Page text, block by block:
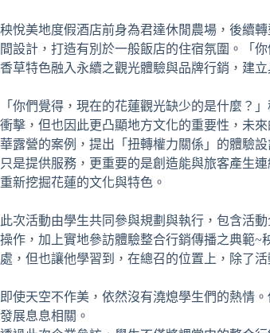
秧悅美地度假酒店前身為君達休閒農場，後續
間設計，打造有別於一般飯店的住宿氛圍。「
香草特色融入永續之觀光體驗與品牌行銷，建
「你們覺得，現在的花蓮觀光缺少的是什麼？
衝擊，但也因此更凸顯地方文化的重要性，未
華露營的案例，提出「扭轉權力關係」的體驗
只是提供服務，更重要的是創造能與旅客產生
重新挖掘花蓮的文化與特色。
此次活動由學生共同參與規劃與執行，包含活
操作，加上實地參訪體驗整合行銷傳播之典範
處，但也讓他學習到，在總召的位置上，除了
即使天空不作美，依然沒有澆熄學生們的熱情
發展息息相關。